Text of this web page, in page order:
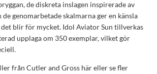
de diskreta inslagen inspirerade av
de genomarbetade skalmarna ger en känsla
blir för mycket. Idol Aviator Sun tillverkas
upplaga om 350 exemplar, vilket gör
från Cutler and Gross häreller se fler